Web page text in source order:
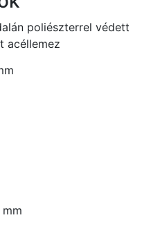
poliészterrel védett
acéllemez